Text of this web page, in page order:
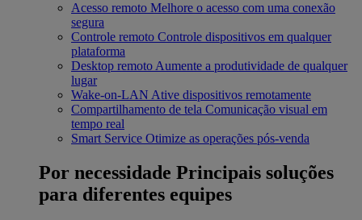
Acesso remoto Melhore o acesso com uma conexão
segura
Controle remoto Controle dispositivos em qualquer
plataforma
Desktop remoto Aumente a produtividade de qualquer
lugar
Wake-on-LAN Ative dispositivos remotamente
Compartilhamento de tela Comunicação visual em
tempo real
Smart Service Otimize as operações pós-venda
Por necessidade Principais soluções
para diferentes equipes